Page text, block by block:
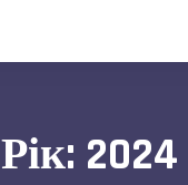
Рік: 2024